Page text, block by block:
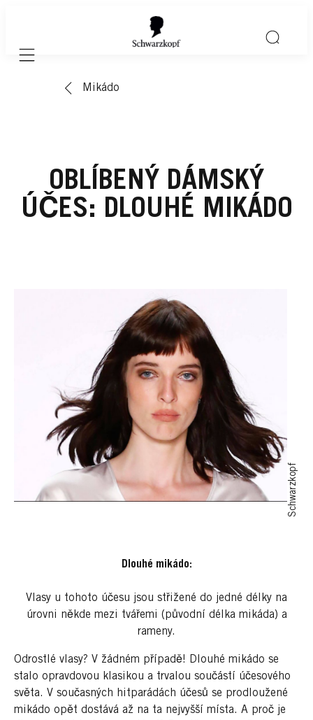
Mobile navigation
Mikádo
OBLÍBENÝ DÁMSKÝ
ÚČES: DLOUHÉ MIKÁDO
Schwarzkopf
Dlouhé mikádo:
Vlasy u tohoto účesu jsou střižené do jedné délky na
úrovni někde mezi tvářemi (původní délka mikáda) a
rameny.
Odrostlé vlasy? V žádném případě! Dlouhé mikádo se
stalo opravdovou klasikou a trvalou součástí účesového
světa. V současných hitparádách účesů se prodloužené
mikádo opět dostává až na ta nejvyšší místa. A proč je